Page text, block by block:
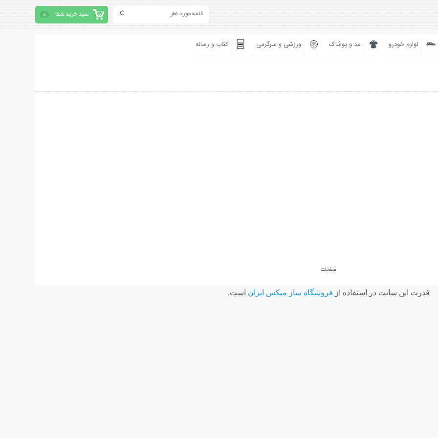
سبد خرید شما 0
لوازم خودرو مد و پوشاک ورزشی و سرگرمی کتاب و رسانه
صفحات
قدرت اين سايت در استفاده از فروشگاه ساز ميکس ايران است.